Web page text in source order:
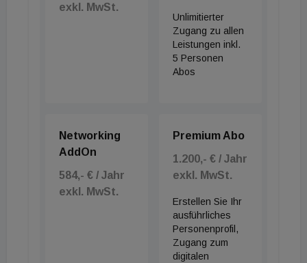
exkl. MwSt.
Unlimitierter
Zugang zu allen
Leistungen inkl.
5 Personen
Abos
Networking
AddOn
584,- € / Jahr
exkl. MwSt.
Premium Abo
1.200,- € / Jahr
exkl. MwSt.
Erstellen Sie Ihr
ausführliches
Personenprofil,
Zugang zum
digitalen